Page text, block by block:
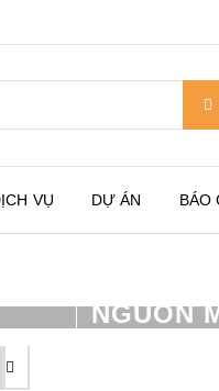
VỤ DỰ ÁN BÁO
NGUỒN